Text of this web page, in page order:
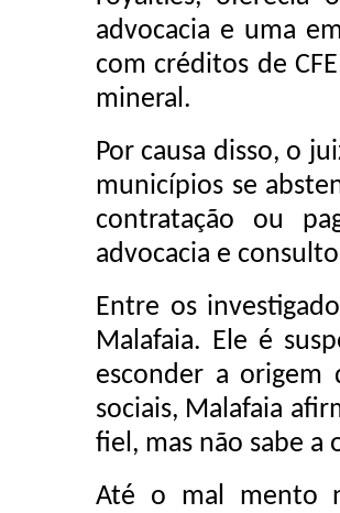
advocacia e uma
com créditos de
mineral.
Por causa disso, o
municípios se
contratação ou
advocacia e
Entre os
Malafaia. Ele é
esconder a origem
sociais, Malafaia
fiel, mas não sabe a
Até o mal mento